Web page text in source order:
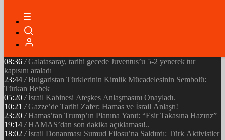
05:34 / Ramazan’ın Bereketi Yarenler İftarıyla Taçlandı: ‘Birlikte
08:36 / Galatasaray, tarihi gecede Juventus’u 5-2 yenerek tur
kapısını araladı
23:44 / Bulgaristan Türklerinin Kimlik Mücadelesinin Sembolü:
Türkan Bebek
05:20 / İsrail Kabinesi Ateşkes Anlaşmasını Onayladı.
10:21 / Gazze’de Tarihi Zafer: Hamas ve İsrail Anlaştı!
23:20 / Hamas’tan Trump’ın Planına Yanıt: “Esir Takasına Hazırız”
19:14 / HAMAS’dan son dakika açıklaması!..
18:02 / İsrail Donanması Sumud Filosu’na Saldırdı: Türk Aktivistler